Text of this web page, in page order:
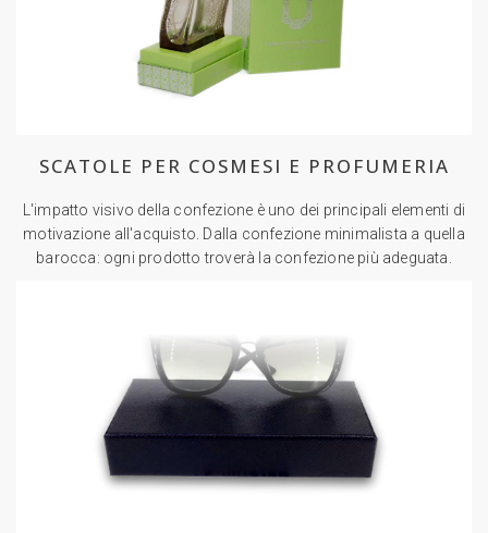
SCATOLE PER COSMESI E PROFUMERIA
L'impatto visivo della confezione è uno dei principali elementi di
motivazione all'acquisto. Dalla confezione minimalista a quella
barocca: ogni prodotto troverà la confezione più adeguata.